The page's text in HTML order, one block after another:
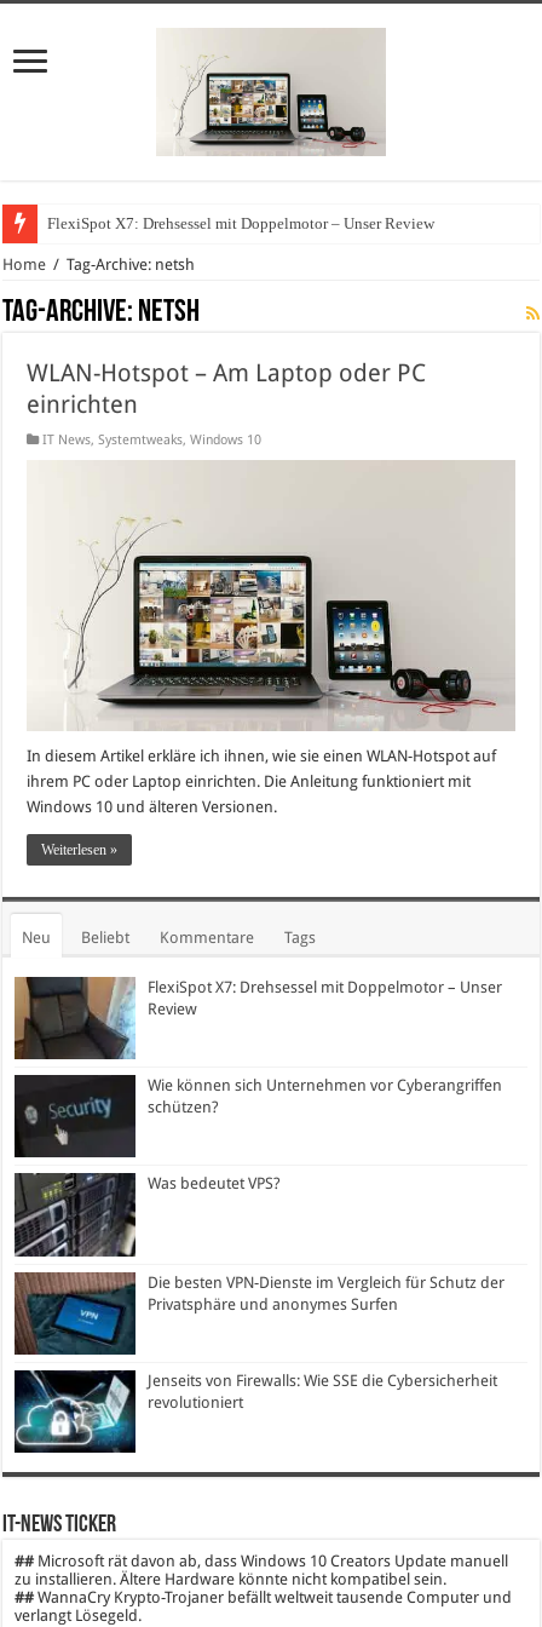
FlexiSpot X7: Drehsessel mit Doppelmotor – Unser Review
Home / Tag-Archive: netsh
Tag-Archive: netsh
WLAN-Hotspot – Am Laptop oder PC
einrichten
IT News,Systemtweaks,Windows 10
In diesem Artikel erkläre ich ihnen, wie sie einen WLAN-Hotspot auf
ihrem PC oder Laptop einrichten. Die Anleitung funktioniert mit
Windows 10 und älteren Versionen.
Weiterlesen »
Neu Beliebt Kommentare Tags
FlexiSpot X7: Drehsessel mit Doppelmotor – Unser
Review
Wie können sich Unternehmen vor Cyberangriffen
schützen?
Was bedeutet VPS?
Die besten VPN-Dienste im Vergleich für Schutz der
Privatsphäre und anonymes Surfen
Jenseits von Firewalls: Wie SSE die Cybersicherheit
revolutioniert
IT-News Ticker
## Microsoft rät davon ab, dass Windows 10 Creators Update manuell
zu installieren. Ältere Hardware könnte nicht kompatibel sein.
## WannaCry Krypto-Trojaner befällt weltweit tausende Computer und
verlangt Lösegeld.